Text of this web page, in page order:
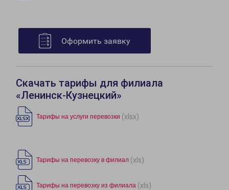
Оформить заявку
Скачать тарифы для филиала
«Ленинск-Кузнецкий»
Тарифы на услуги перевозки (xlsx)
Тарифы на перевозку в филиал (xls)
Тарифы на перевозку из филиала (xls)